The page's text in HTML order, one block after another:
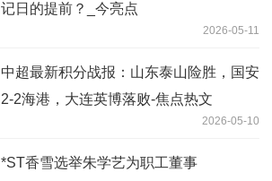
记日的提前？_今亮点
2026-05-11
中超最新积分战报：山东泰山险胜，国安
2-2海港，大连英博落败-焦点热文
2026-05-10
*ST香雪选举朱学艺为职工董事